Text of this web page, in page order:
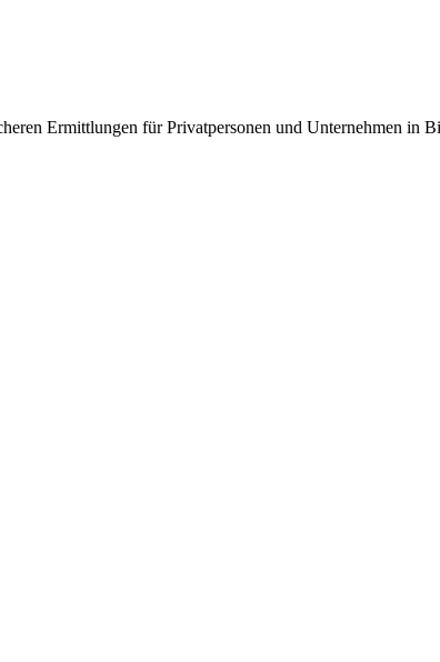
Ermittlungen für Privatpersonen und Unternehmen in